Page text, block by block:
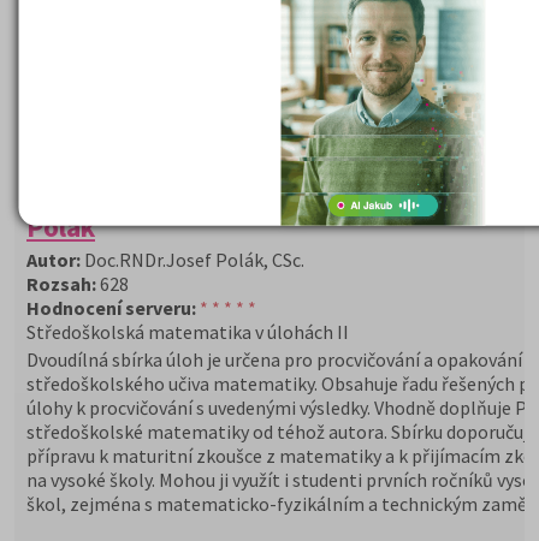
Středoškolská matematika v úlohách II.
Polák
Autor: Doc.RNDr.Josef Polák, CSc.
Rozsah:628
Hodnocení serveru: * * * * *
Středoškolská matematika v úlohách II
Dvoudílná sbírka úloh je určena pro procvičování a opakování
středoškolského učiva matematiky. Obsahuje řadu řešených
úlohy k procvičování s uvedenými výsledky. Vhodně doplňuje
středoškolské matematiky od téhož autora. Sbírku
přípravu k maturitní zkoušce z matematiky a k přijímacím
na vysoké školy. Mohou ji využít i studenti prvních ročníků
škol, zejména s matematicko-fyzikálním a technickým